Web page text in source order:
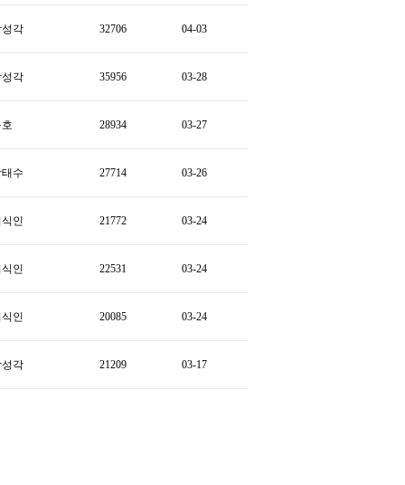
성각 32706 04-03
성각 35956 03-28
28934 03-27
태수 27714 03-26
식인 21772 03-24
식인 22531 03-24
식인 20085 03-24
성각 21209 03-17